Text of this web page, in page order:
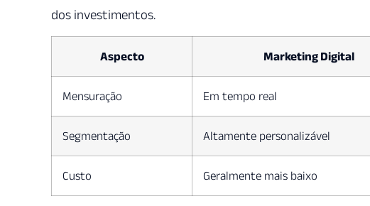
dos investimentos.
Aspecto Marketing Digital
Mensuração Em tempo real
Segmentação Altamente personalizável
Custo Geralmente mais baixo